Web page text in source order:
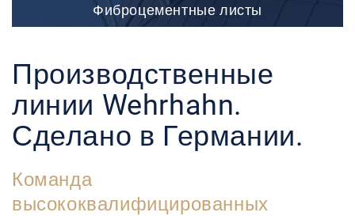
Фиброцементные листы
Производственные
линии Wehrhahn.
Сделано в Германии.
Команда
высококвалифицированных